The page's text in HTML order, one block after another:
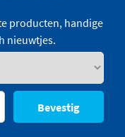
producten, handige
nieuwtjes.
Bevestig